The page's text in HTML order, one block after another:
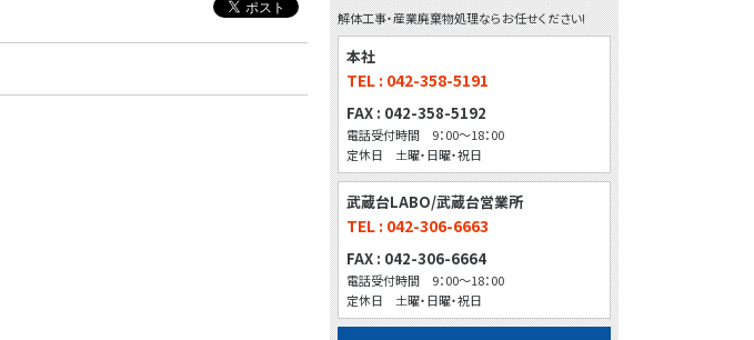
解体工事・産業廃棄物処理ならお任せください!
本社
TEL : 042-358-5191
FAX : 042-358-5192
電話受付時間 9：00～18：00
定休日 土曜・日曜・祝日
武蔵台LABO/武蔵台営業所
TEL : 042-306-6663
FAX : 042-306-6664
電話受付時間 9：00～18：00
定休日 土曜・日曜・祝日